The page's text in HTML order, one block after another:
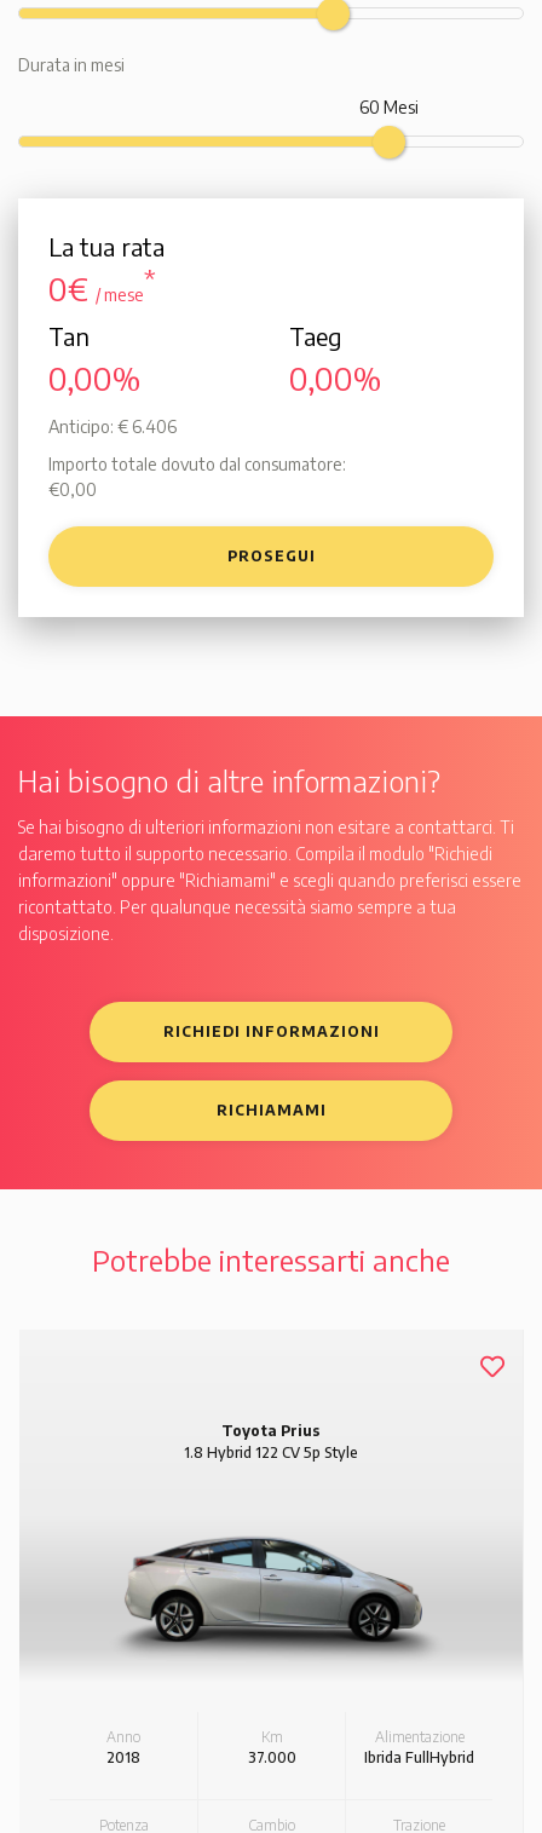
Durata in mesi
60 Mesi
La tua rata
0€ / mese
*
Tan
0,00%
Taeg
0,00%
Anticipo: € 6.406
Importo totale dovuto dal consumatore:
€0,00
PROSEGUI
Hai bisogno di altre informazioni?
Se hai bisogno di ulteriori informazioni non esitare a contattarci. Ti
daremo tutto il supporto necessario. Compila il modulo "Richiedi
informazioni" oppure "Richiamami" e scegli quando preferisci essere
ricontattato. Per qualunque necessità siamo sempre a tua
disposizione.
RICHIEDI INFORMAZIONI
RICHIAMAMI
Potrebbe interessarti anche
Toyota Prius
1.8 Hybrid 122 CV 5p Style
Anno
2018
Km
37.000
Alimentazione
Ibrida FullHybrid
Potenza Cambio Trazione